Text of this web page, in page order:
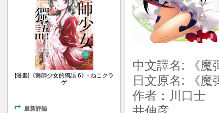
中文譯名: 《
日文原名: 《
作者：川口
[漫畫]《藥師少女的獨語 6》- ねこクラ
ゲ
最新評論